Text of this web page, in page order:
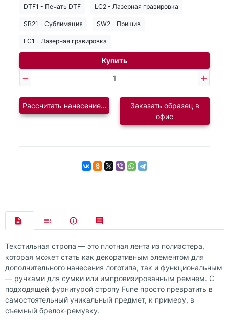
DTF1 - Печать DTF LC2 - Лазерная гравировка
SB21 - Сублимация SW2 - Пришив
LC1 - Лазерная гравировка
Купить
Рассчитать нанесение логотипаЗаказать образец в
офис
Текстильная стропа — это плотная лента из полиэстера,
которая может стать как декоративным элементом для
дополнительного нанесения логотипа, так и функциональным
— ручками для сумки или импровизированным ремнем. С
подходящей фурнитурой стропу Fune просто превратить в
самостоятельный уникальный предмет, к примеру, в
съемный брелок-ремувку.